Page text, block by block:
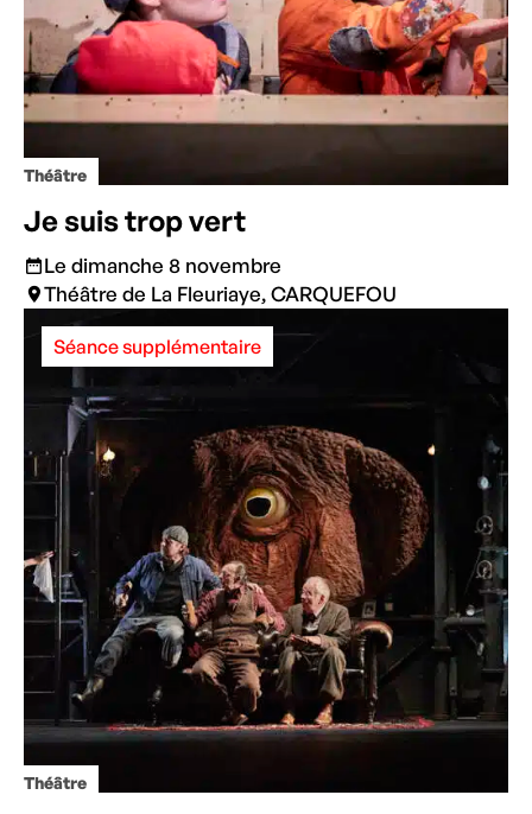
Théâtre
Je suis trop vert
Le dimanche 8 novembre
Théâtre de La Fleuriaye, CARQUEFOU
Théâtre
Séance supplémentaire